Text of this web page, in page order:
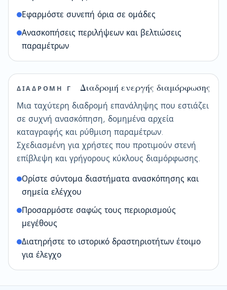
Εφαρμόστε συνεπή όρια σε ομάδες
Ανασκοπήσεις περιλήψεων και βελτιώσεις
παραμέτρων
ΔΙΑΔΡΟΜΗ Γ Διαδρομή ενεργής διαμόρφωσης
Μια ταχύτερη διαδρομή επανάληψης που εστιάζει
σε συχνή ανασκόπηση, δομημένα αρχεία
καταγραφής και ρύθμιση παραμέτρων.
Σχεδιασμένη για χρήστες που προτιμούν στενή
επίβλεψη και γρήγορους κύκλους διαμόρφωσης.
Ορίστε σύντομα διαστήματα ανασκόπησης και
σημεία ελέγχου
Προσαρμόστε σαφώς τους περιορισμούς
μεγέθους
Διατηρήστε το ιστορικό δραστηριοτήτων έτοιμο
για έλεγχο